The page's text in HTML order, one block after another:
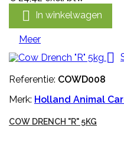
 In winkelwagen
Meer

Referentie: COWD008
Merk: Holland Animal
COW DRENCH "R" 5KG